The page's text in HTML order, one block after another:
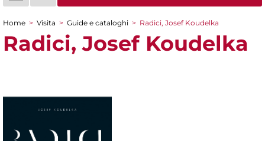
Tu sei qui
Home > Visita > Guide e cataloghi > Radici, Josef Koudelka
Radici, Josef Koudelka